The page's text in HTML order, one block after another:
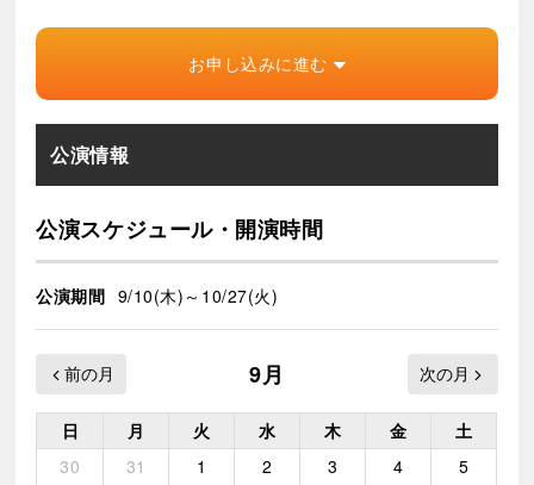
お申し込みに進む
公演情報
公演スケジュール・開演時間
公演期間 9/10(木)～10/27(火)
9月
日 月 火 水 木 金
土
30
31 1 2 3 4 5